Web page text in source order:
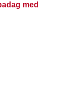
med